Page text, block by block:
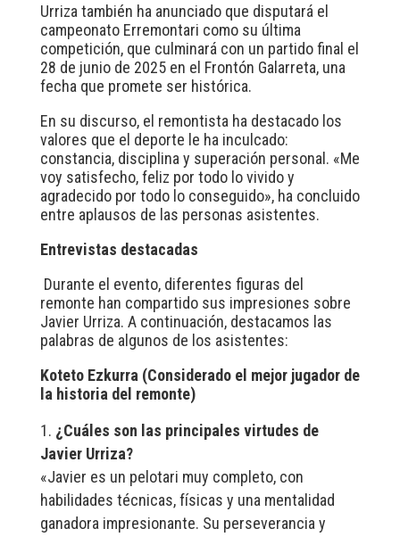
Urriza también ha anunciado que disputará el
campeonato Erremontari como su última
competición, que culminará con un partido final el
28 de junio de 2025 en el Frontón Galarreta, una
fecha que promete ser histórica.
En su discurso, el remontista ha destacado los
valores que el deporte le ha inculcado:
constancia, disciplina y superación personal. «Me
voy satisfecho, feliz por todo lo vivido y
agradecido por todo lo conseguido», ha concluido
entre aplausos de las personas asistentes.
Entrevistas destacadas
Durante el evento, diferentes figuras del
remonte han compartido sus impresiones sobre
Javier Urriza. A continuación, destacamos las
palabras de algunos de los asistentes:
Koteto Ezkurra (Considerado el mejor jugador de
la historia del remonte)
¿Cuáles son las principales virtudes de
Javier Urriza?
«Javier es un pelotari muy completo, con
habilidades técnicas, físicas y una mentalidad
ganadora impresionante. Su perseverancia y